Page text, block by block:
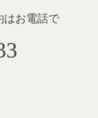
はお電話で